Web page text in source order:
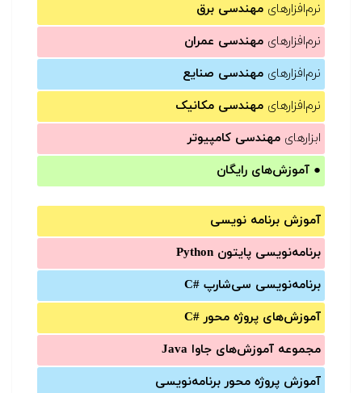
نرم‌افزارهای مهندسی برق
نرم‌افزارهای مهندسی عمران
نرم‌افزارهای مهندسی صنایع
نرم‌افزارهای مهندسی مکانیک
ابزارهای مهندسی کامپیوتر
● آموزش‌های رایگان
آموزش برنامه نویسی
برنامه‌نویسی پایتون Python
برنامه‌‌نویسی سی‌شارپ C#‎
آموزش‌های پروژه محور #C
مجموعه آموزش‌های جاوا Java
آموزش‌ پروژه محور برنامه‌نویسی